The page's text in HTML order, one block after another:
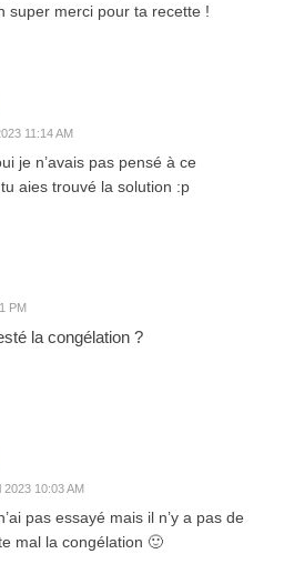
super merci pour ta recette !
11:14 AM
je n’avais pas pensé à ce
aies trouvé la solution :p
PM
la congélation ?
2023 10:03 AM
pas essayé mais il n’y a pas de
mal la congélation 🙂